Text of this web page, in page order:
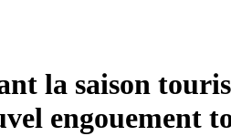
la saison
engouement